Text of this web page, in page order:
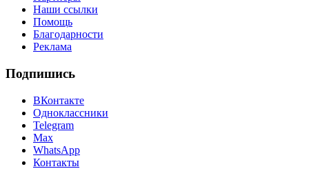
Наши ссылки
Помощь
Благодарности
Реклама
Подпишись
ВКонтакте
Одноклассники
Telegram
Max
WhatsApp
Контакты